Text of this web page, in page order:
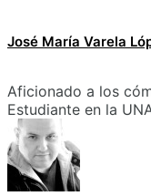
José María Varela
Aficionado a los
Estudiante en la